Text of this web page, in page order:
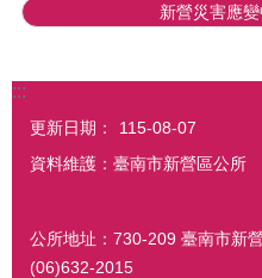
新營災害應
:::
更新日期：
115-08-07
資料維護：臺南市新營區公所
公所地址：730-209 臺南市新
(06)632-2015